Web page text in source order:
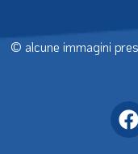
© alcune immagini